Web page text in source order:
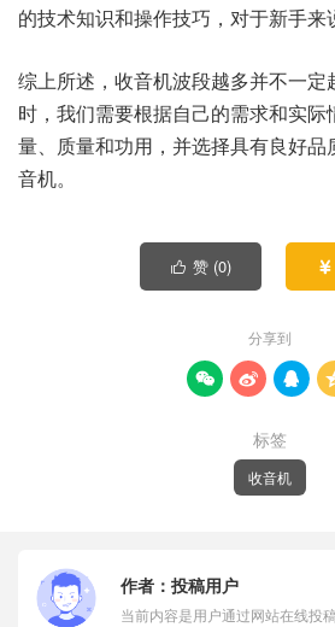
的技术知识和操作技巧，对于新手来
综上所述，收音机波段越多并不一
时，我们需要根据自己的需求和实际
量、质量和功用，并选择具有良好品
音机。
 赞 (0) 
分享到
  
标签
收音机
作者： 投稿用户
当前内容是用户通过网站在线投